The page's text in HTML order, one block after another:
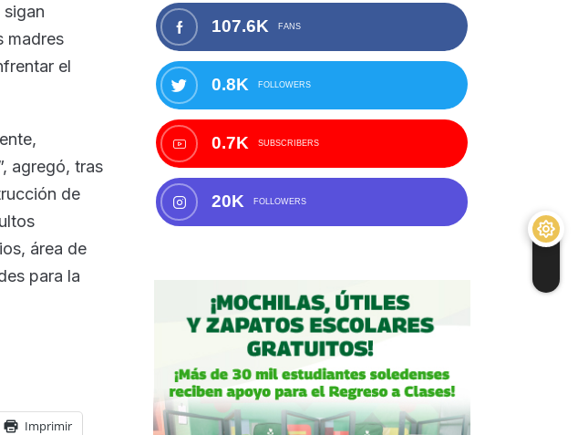
madres
el
agregó, tras
de
área de
para la
Imprimir
107.6K FANS
0.8K FOLLOWERS
0.7K SUBSCRIBERS
20K FOLLOWERS